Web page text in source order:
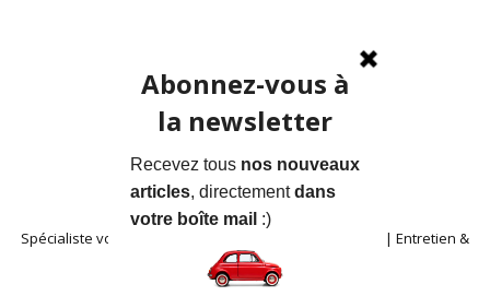
Spécialiste voitures anciennes en Provence | Location | Entretien &
Restauration | Blog